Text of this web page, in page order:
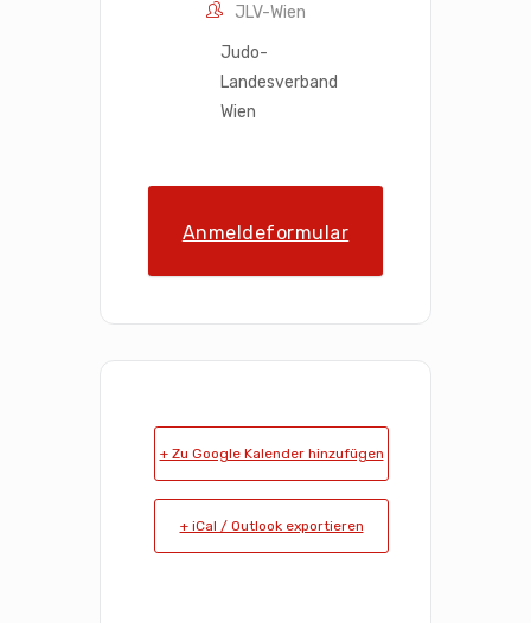
JLV-Wien
Judo-
Landesverband
Wien
Anmeldeformular
+ Zu Google Kalender hinzufügen
+ iCal / Outlook exportieren